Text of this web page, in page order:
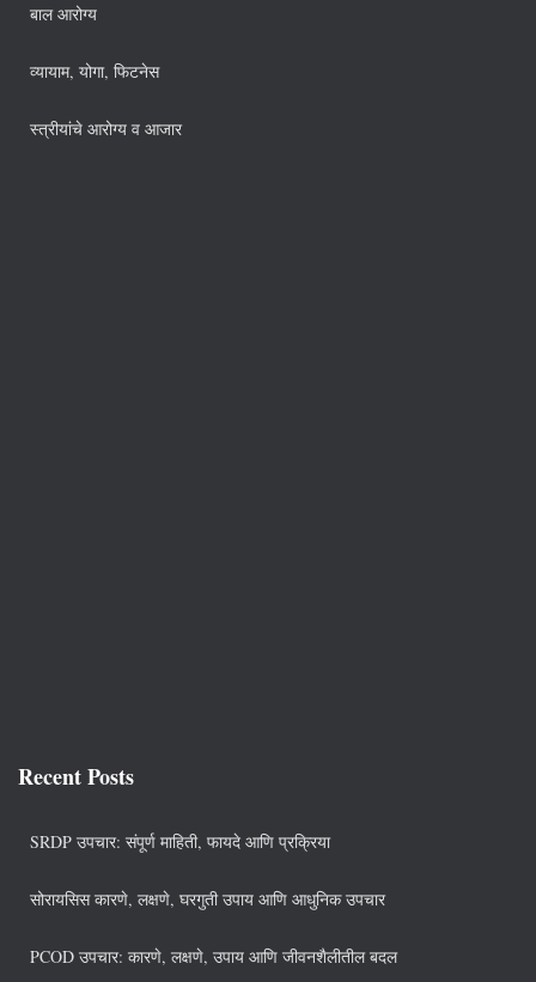
बाल आरोग्य
व्यायाम, योगा, फिटनेस
स्त्रीयांचे आरोग्य व आजार
Recent Posts
SRDP उपचार: संपूर्ण माहिती, फायदे आणि प्रक्रिया
सोरायसिस कारणे, लक्षणे, घरगुती उपाय आणि आधुनिक उपचार
PCOD उपचार: कारणे, लक्षणे, उपाय आणि जीवनशैलीतील बदल